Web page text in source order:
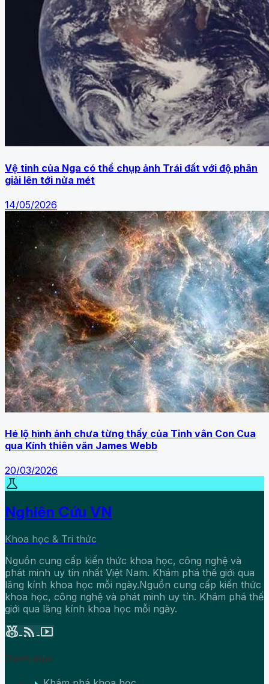
Vệ tinh của Nga có thể chụp ảnh Trái đất với độ phân
giải lên tới nửa mét
14/05/2026
Hé lộ hình ảnh chưa từng thấy của Tinh vân Con Cua
qua Kính thiên văn James Webb
20/03/2026
science
Nghiên Cứu VN
Khoa học & Tri thức
Nguồn cung cấp kiến thức khoa học, công nghệ và
phát minh uy tín nhất Việt Nam. Khám phá thế giới qua
lăng kính khoa học mỗi ngày.Nguồn cung cấp kiến thức
khoa học, công nghệ và phát minh uy tín. Khám phá thế
giới qua lăng kính khoa học mỗi ngày.
social_leaderboard rss_feed smart_display
Danh mục